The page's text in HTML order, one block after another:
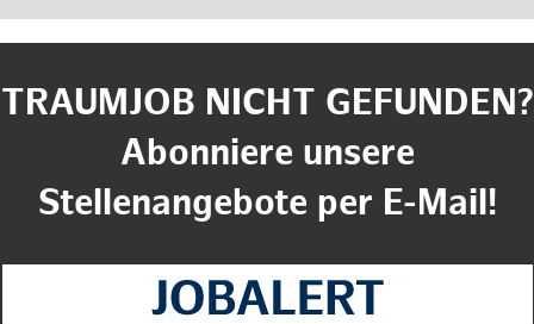
TRAUMJOB NICHT GEFUNDEN?
Abonniere unsere
Stellenangebote per E-Mail!